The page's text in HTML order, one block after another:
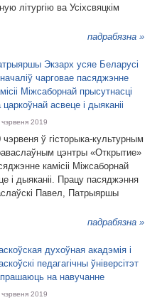
літургію ва Усіхсвяцкім
падрабязна »
Экзарх усяе Беларусі
чарговае пасяджэнне
Міжсаборнай прысутнасці
царкоўнай асвеце і дыяканіі
2019
чэрвеня ў гісторыка-культурным
цэнтры «Открытие»
камісіі Міжсаборнай
і дыяканіі. Працу пасяджэння
Павел, Патрыяршы
падрабязна »
духоўная акадэмія і
педагагічны ўніверсітэт
на навучанне
чэрвеня 2019